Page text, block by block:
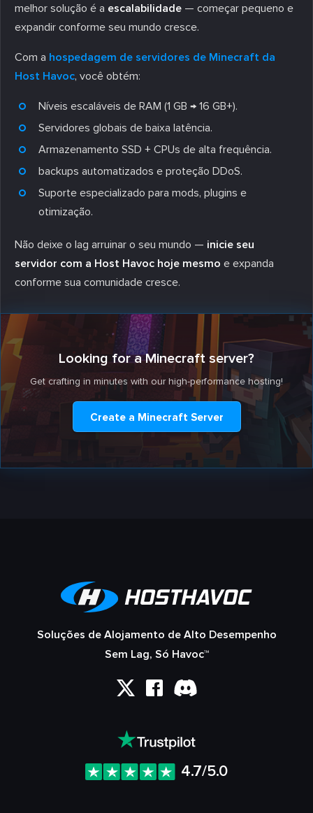
melhor solução é a escalabilidade — começar pequeno e
expandir conforme seu mundo cresce.
Com a hospedagem de servidores de Minecraft da
Host Havoc, você obtém:
Níveis escaláveis de RAM (1 GB → 16 GB+).
Servidores globais de baixa latência.
Armazenamento SSD + CPUs de alta frequência.
backups automatizados e proteção DDoS.
Suporte especializado para mods, plugins e
otimização.
Não deixe o lag arruinar o seu mundo — inicie seu
servidor com a Host Havoc hoje mesmo e expanda
conforme sua comunidade cresce.
Looking for a Minecraft server?
Get crafting in minutes with our high-performance hosting!
Create a Minecraft Server
Soluções de Alojamento de Alto Desempenho
Sem Lag, Só Havoc™
4.7/5.0